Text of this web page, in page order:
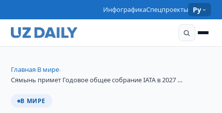
ИнфографикаСпецпроекты Ру
Главная›В мире›
Сямынь примет Годовое общее собрание IATA в 2027 …
В МИРЕ